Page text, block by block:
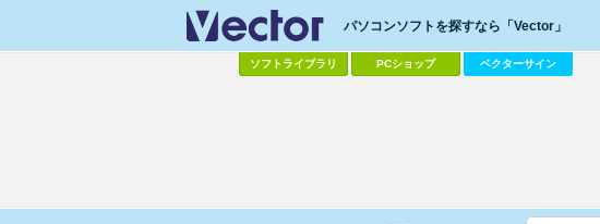
パソコンソフトを探すなら「Vector」
ソフトライブラリ PCショップ ベクターサイン